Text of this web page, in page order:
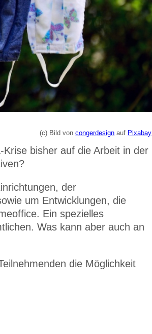
(c) Bild voncongerdesign auf Pixabay
bisher auf die Arbeit in der
der
um Entwicklungen, die
Ein spezielles
Was kann aber auch an
die Möglichkeit